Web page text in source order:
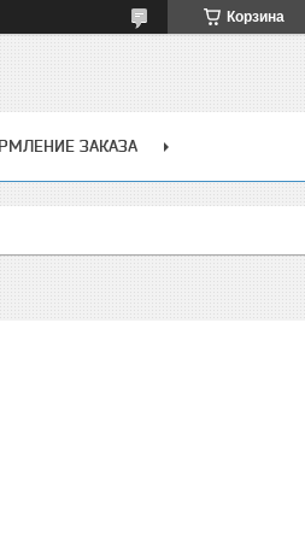
Корзина
ЗАКАЗА